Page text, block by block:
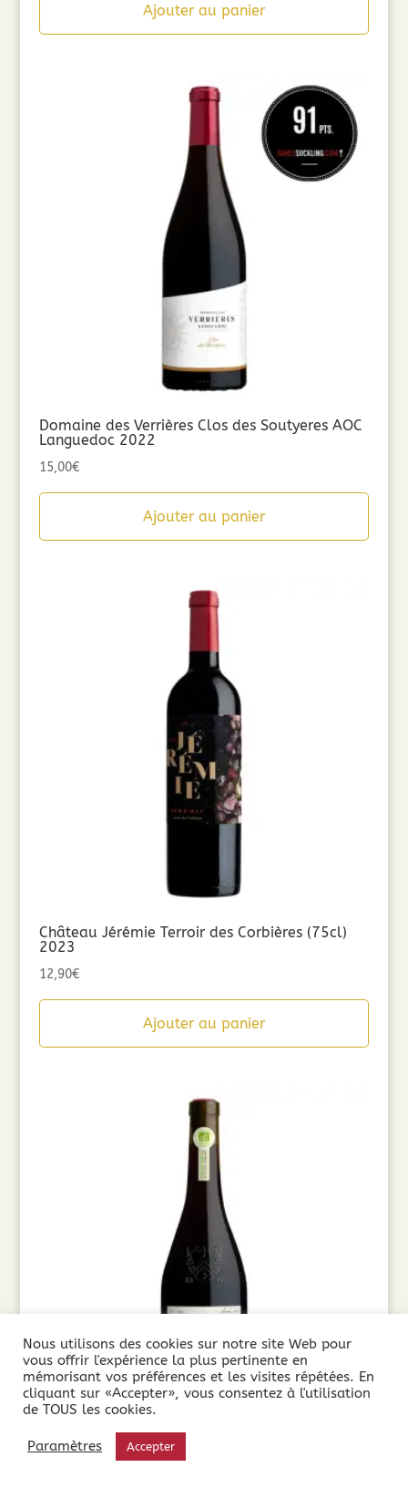
Ajouter au panier
Domaine des Verrières Clos des Soutyeres AOC
Languedoc 2022
15,00€
Ajouter au panier
Château Jérémie Terroir des Corbières (75cl)
2023
12,90€
Ajouter au panier
Cuvée Secrète Cabernet-Merlot 2025 Sans
Sulfites (75cl)
Nous utilisons des cookies sur notre site Web pour
vous offrir l'expérience la plus pertinente en
mémorisant vos préférences et les visites répétées. En
cliquant sur «Accepter», vous consentez à l'utilisation
de TOUS les cookies.
Paramètres Accepter